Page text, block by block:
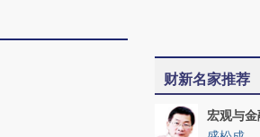
财新名家推荐
宏观与金